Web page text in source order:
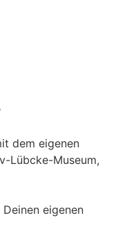
dem eigenen
Lübcke-Museum,
eigenen